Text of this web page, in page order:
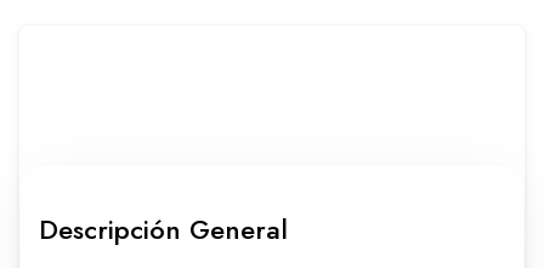
WhatsApp
Descripción General